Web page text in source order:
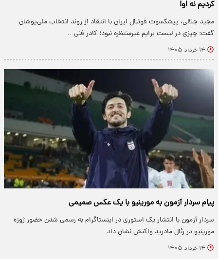
کردیم نه او!
مجید جلالی، پیشکسوت فوتبال ایران با انتقاد از روند انتخاب ملی‌پوشان
گفت: چیزی در لیست برایم غیرمنتظره نبود؛ کادر فنی…
۱۴ خرداد ۱۴۰۵
پیام سردار آزمون به مورینیو با یک عکس صمیمی
سردار آزمون با انتشار یک استوری در اینستاگرام به رسمی شدن حضور ژوزه
مورینیو در رئال مادرید واکنش نشان داد
۱۴ خرداد ۱۴۰۵